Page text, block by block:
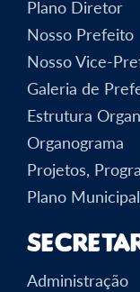
Plano Diretor
Nosso Prefeito
Nosso Vice-
Galeria de
Estrutura
Organograma
Projetos,
Plano
Administração